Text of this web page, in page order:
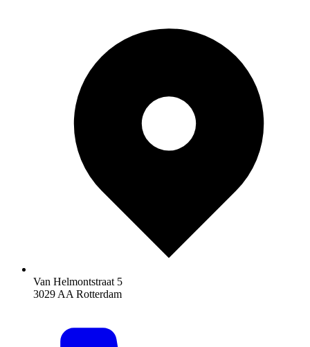
Van Helmontstraat 5
3029 AA Rotterdam